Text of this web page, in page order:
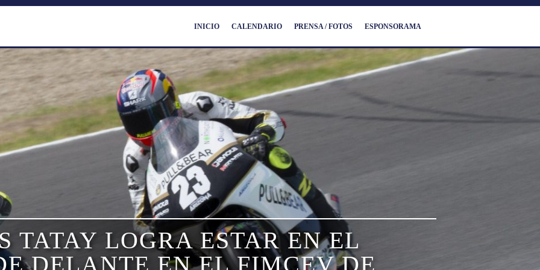
INICIO CALENDARIO PRENSA / FOTOS ESPONSORAMA
TATAY LOGRA ESTAR EN EL
DELANTE EN EL FIMCEV DE